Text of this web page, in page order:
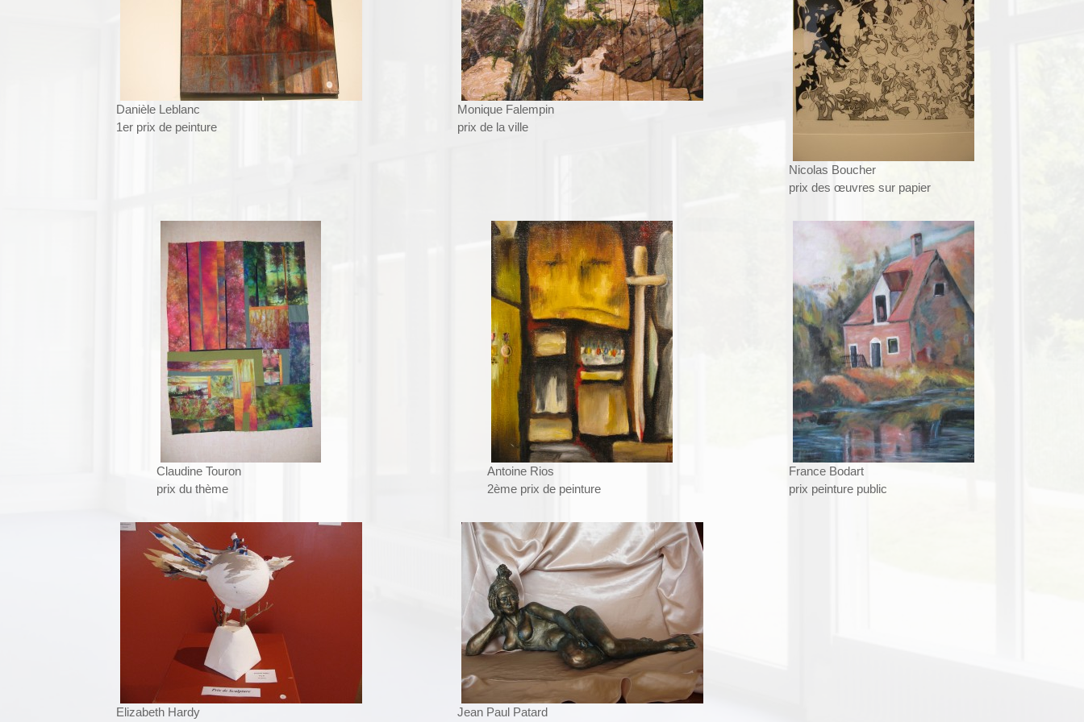
Danièle Leblanc
1er prix de peinture
Monique Falempin
prix de la ville
Nicolas Boucher
prix des œuvres sur papier
Claudine Touron
prix du thème
Antoine Rios
2ème prix de peinture
France Bodart
prix peinture public
Elizabeth Hardy Jean Paul Patard